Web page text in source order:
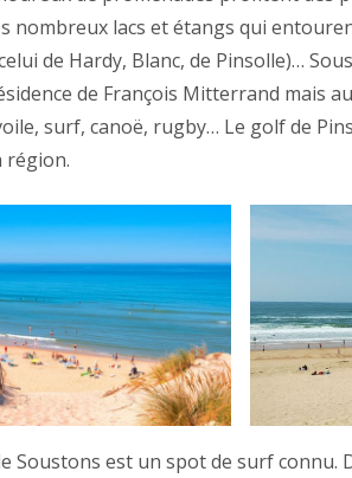
nombreux lacs et étangs qui
de Hardy, Blanc, de Pinsolle)…
de François Mitterrand mais
surf, canoë, rugby… Le golf de
région.
Soustons est un spot de surf connu.